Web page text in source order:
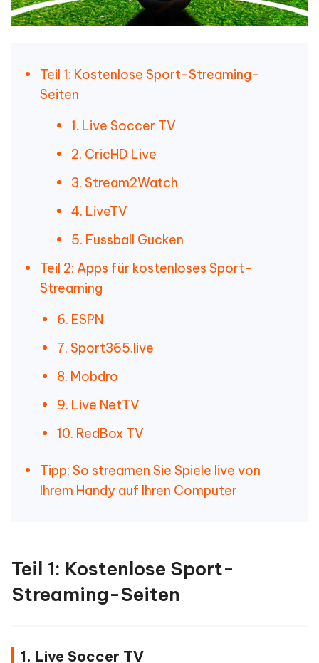
Teil 1: Kostenlose Sport-Streaming-
Seiten
1. Live Soccer TV
2. CricHD Live
3. Stream2Watch
4. LiveTV
5. Fussball Gucken
Teil 2: Apps für kostenloses Sport-
Streaming
6. ESPN
7. Sport365.live
8. Mobdro
9. Live NetTV
10. RedBox TV
Tipp: So streamen Sie Spiele live von
Ihrem Handy auf Ihren Computer
Teil 1: Kostenlose Sport-
Streaming-Seiten
1. Live Soccer TV